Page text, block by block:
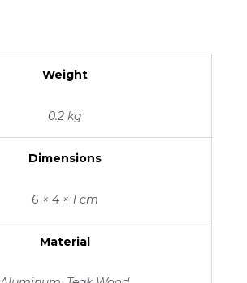
Weight
0.2 kg
Dimensions
6 × 4 × 1 cm
Material